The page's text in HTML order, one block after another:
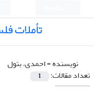
تأملات
نویسنده =احمدی، بتول
تعداد مقالات:
1